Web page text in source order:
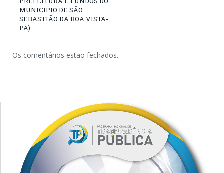
MUNICIPIO DE SÃO
SEBASTIÃO DA BOA VISTA-
PA)
Os comentários estão fechados.